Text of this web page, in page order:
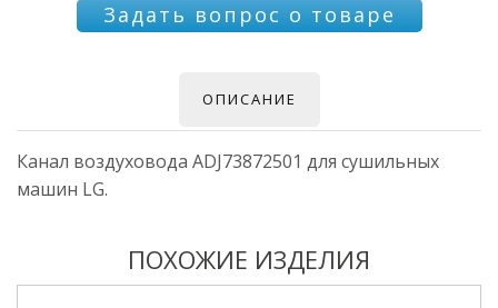
Задать вопрос о товаре
ОПИСАНИЕ
Канал воздуховода ADJ73872501 для сушильных
машин LG.
ПОХОЖИЕ ИЗДЕЛИЯ